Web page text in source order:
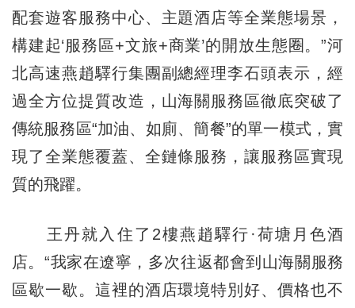
配套遊客服務中心、主題酒店等全業態場景，
構建起‘服務區+文旅+商業’的開放生態圈。”河
北高速燕趙驛行集團副總經理李石頭表示，經
過全方位提質改造，山海關服務區徹底突破了
傳統服務區“加油、如廁、簡餐”的單一模式，實
現了全業態覆蓋、全鏈條服務，讓服務區實現
質的飛躍。
王丹就入住了2樓燕趙驛行·荷塘月色酒
店。“我家在遼寧，多次往返都會到山海關服務
區歇一歇。這裡的酒店環境特別好、價格也不